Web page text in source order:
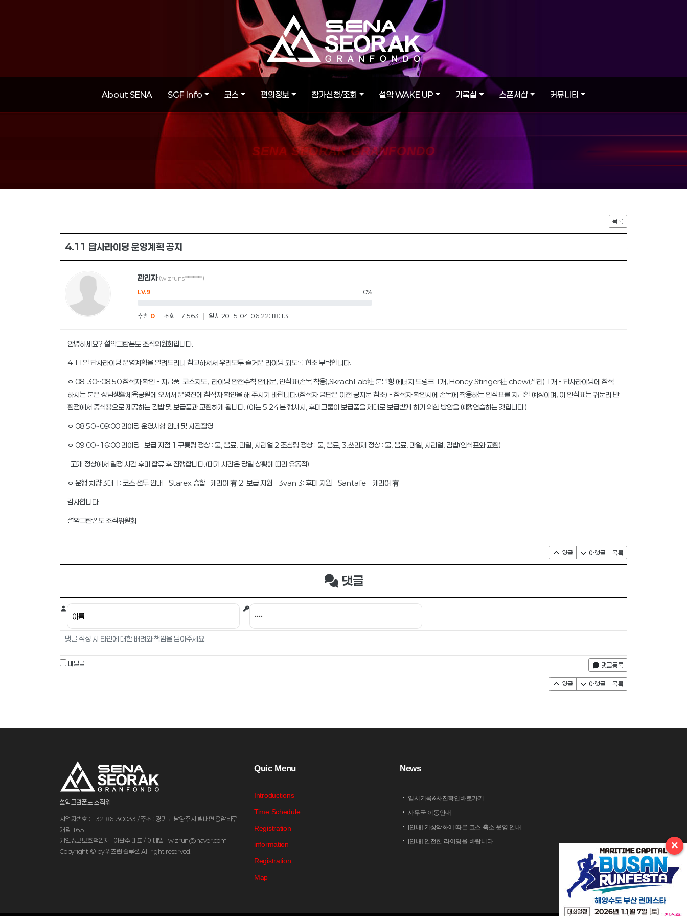
About SENA SGF Info 코스 편의정보 참가신청/조회 설악 WAKE UP 기록실 스폰서샵 커뮤니티
SENA SEORAK GRANFONDO
목록
4.11 답사라이딩 운영계획 공지
관리자 (wizruns*******)
LV.9 0%
추천 0 조회 17,563 일시 2015-04-06 22:18:13
안녕하세요? 설악그란폰도 조직위원회입니다.
4.11일 답사라이딩 운영계획을 알려드리니 참고하셔서 우리모두 즐거운 라이딩 되도록 협조 부탁합니다.
ㅇ 08: 30~08:50 참석자 확인 - 지급품: 코스지도, 라이딩 안전수칙 안내문, 인식표(손목 착용),SkrachLab社 분말형 에너지 드링크 1개, Honey Stinger社 chew(젤리) 1개 - 답사라이딩에 참석
하시는 분은 상남생활체육공원에 오셔서 운영진에 참석자 확인을 해 주시기 바랍니다.(참석자 명단은 이전 공지문 참조) - 참석자 확인시에 손목에 착용하는 인식표를 지급할 예정이며, 이 인식표는 귀둔리 반
환점에서 중식용으로 제공하는 김밥 및 보급품과 교환하게 됩니다. (이는 5.24 본 행사시, 후미그룹이 보급품을 제대로 보급받게 하기 위한 방안을 예행연습하는 것입니다.)
ㅇ 08:50~09:00 라이딩 운영사항 안내 및 사진촬영
ㅇ 09:00~16:00 라이딩 -보급 지점 1.구룡령 정상 : 물, 음료, 과일, 시리얼 2.조침령 정상 : 물, 음료, 3.쓰리재 정상 : 물, 음료, 과일, 시리얼, 김밥(인식표와 교환)
-고개 정상에서 일정 시간 후미 합류 후 진행합니다.(대기 시간은 당일 상황에 따라 유동적)
ㅇ 운행 차량 3대 1: 코스 선두 안내 - Starex 승합- 케리어 有 2: 보급 지원 - 3van 3: 후미 지원 - Santafe - 케리어 有
감사합니다.
설악그란폰도 조직위원회
윗글 아랫글 목록
댓글
비밀글 댓글등록
윗글 아랫글 목록
설악그란폰도 조직위
사업자번호 : 132-86-30033 / 주소 : 경기도 남양주시 별내면 용암비루
개길 165
개인정보보호책임자 : 이관수 대표 / 이메일 : wizrun@naver.com
Copyright © by 위즈런 솔루션 All right reserved.
Quic Menu
Introductions
Time Schedule
Registration
information
Registration
Map
News
임시기록&사진확인바로가기
사무국 이동안내
[안내] 기상악화에 따른 코스 축소 운영 안내
[안내] 안전한 라이딩을 바랍니다
×